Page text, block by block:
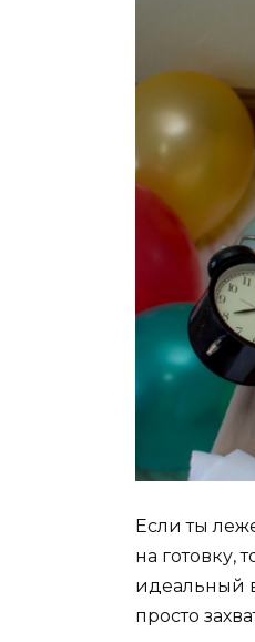
Если ты
на готовку,
идеальный
просто